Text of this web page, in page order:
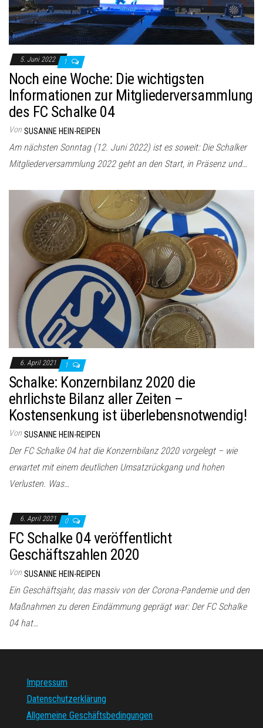
5. Juni 2022 1
Noch eine Woche: Die wichtigsten
Informationen zur Mitgliederversammlung
des FC Schalke 04
Von SUSANNE HEIN-REIPEN
Am nächsten Sonntag (12. Juni 2022) ist es soweit: Die Schalker
Mitgliederversammlung 2022 geht an den Start, in Präsenz und…
6. April 2021 1
Schalke: Konzernbilanz 2020 die
ehrlichste Bilanz aller Zeiten –
Kostensenkung ist überlebensnotwendig!
Von SUSANNE HEIN-REIPEN
Der FC Schalke 04 hat die Konzernbilanz 2020 vorgelegt – wie
erwartet mit einem deutlichen Umsatzrückgang und hohen
Verlusten. Was…
6. April 2021 0
FC Schalke 04 veröffentlicht
Geschäftszahlen 2020
Von SUSANNE HEIN-REIPEN
Ein Geschäftsjahr, das massiv von der Corona-Pandemie und den
Maßnahmen zu deren Eindämmung geprägt war: Der FC Schalke
04 hat…
Impressum
Datenschutzerklärung
Allgemeine Geschäftsbedingungen